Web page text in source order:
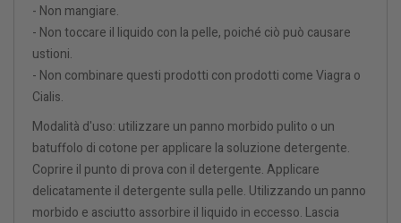
- Non mangiare.
- Non toccare il liquido con la pelle, poiché ciò può causare
ustioni.
- Non combinare questi prodotti con prodotti come Viagra o
Cialis.
Modalità d'uso: utilizzare un panno morbido pulito o un
batuffolo di cotone per applicare la soluzione detergente.
Coprire il punto di prova con il detergente. Applicare
delicatamente il detergente sulla pelle. Utilizzando un panno
morbido e asciutto assorbire il liquido in eccesso. Lascia